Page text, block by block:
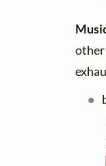
other